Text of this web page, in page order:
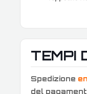
TEMPI
Spedizione
del